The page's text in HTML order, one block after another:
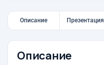
Описание Презентация
Описание